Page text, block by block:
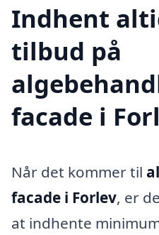
Indhent
tilbud på
facade i
Når det kommer til
facade i Forlev, er
at indhente